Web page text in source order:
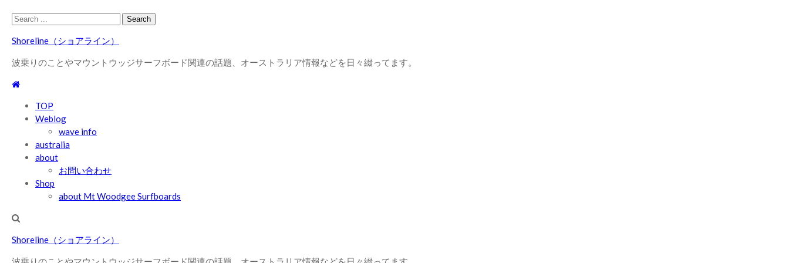
Skip
navigation
Skip
content
Search
Shoreline（ショアライン）
波乗りのことやマウントウッジサーフボード関連の話題、オーストラリア情報などを日々綴ってます。
TOP
Weblog
wave info
australia
about
お問い合わせ
Shop
about Mt Woodgee Surfboards
Shoreline（ショアライン）